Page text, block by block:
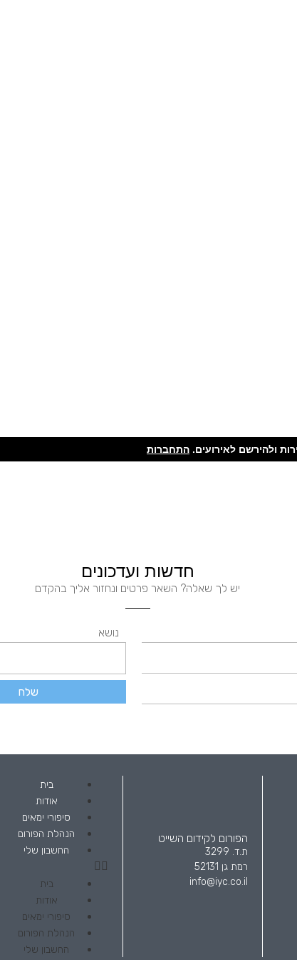
ולהירשם לאירועים. התחברות
חדשות ועדכונים
יש לך שאלה? השאר פרטים ונחזור אליך בהקדם
נושא
שלח
הפורום לקידום השייט
ת.ד. 3299
רמת גן 52131
info@iyc.co.il
בית
אודות
סיפורי ימאים
הנהלת הפורום
החשבון שלי
בית
אודות
סיפורי ימאים
הנהלת הפורום
החשבון שלי